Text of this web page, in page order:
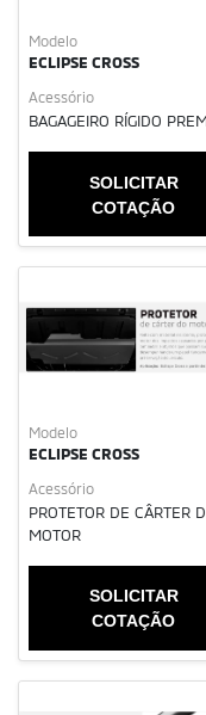
Modelo
ECLIPSE CROSS
Acessório
BAGAGEIRO RÍGIDO
SOLICITAR
COTAÇÃO
Modelo
ECLIPSE CROSS
Acessório
PROTETOR DE CÂRTER
MOTOR
SOLICITAR
COTAÇÃO